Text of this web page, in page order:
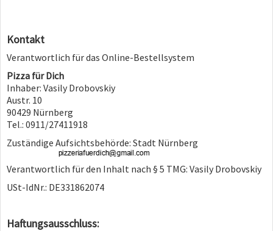
Kontakt
Verantwortlich für das Online-Bestellsystem
Pizza für Dich
Inhaber: Vasily Drobovskiy
Austr. 10
90429 Nürnberg
Tel.: 0911/27411918
Zuständige Aufsichtsbehörde: Stadt Nürnberg
Verantwortlich für den Inhalt nach § 5 TMG: Vasily Drobovskiy
USt-IdNr.: DE331862074
Haftungsausschluss: